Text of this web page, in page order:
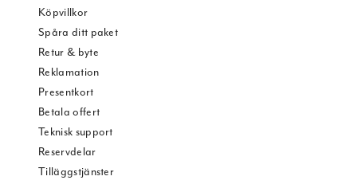
Köpvillkor
Spåra ditt paket
Retur & byte
Reklamation
Presentkort
Betala offert
Teknisk support
Reservdelar
Tilläggstjänster